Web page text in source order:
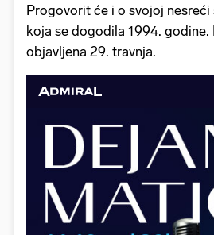
Progovorit će i o svojoj
koja se dogodila 1994. godine.
objavljena 29. travnja.